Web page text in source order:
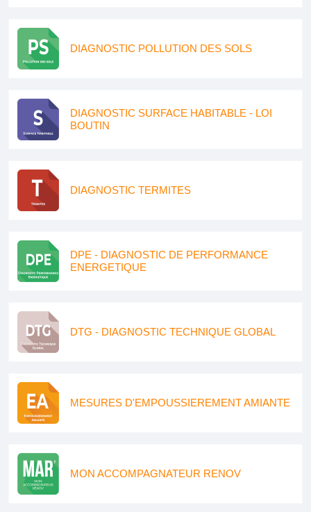
DIAGNOSTIC POLLUTION DES SOLS
DIAGNOSTIC SURFACE HABITABLE - LOI
BOUTIN
DIAGNOSTIC TERMITES
DPE - DIAGNOSTIC DE PERFORMANCE
ENERGETIQUE
DTG - DIAGNOSTIC TECHNIQUE GLOBAL
MESURES D'EMPOUSSIEREMENT AMIANTE
MON ACCOMPAGNATEUR RENOV